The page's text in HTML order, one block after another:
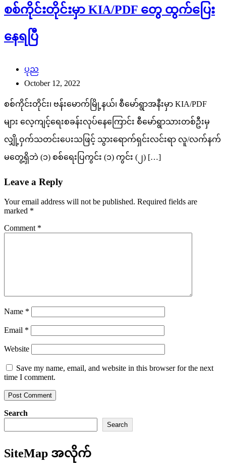
စစ်ကိုင်းတိုင်းမှာ KIA/PDF တွေ ထွက်ပြေး
နေရပြီ
ပုည
October 12, 2022
စစ်ကိုင်းတိုင်း၊ ဗန်းမောက်မြို့နယ်၊ စီမော်ရွာအနီးမှာ KIA/PDF
များ လေ့ကျင့်ရေးစခန်းလုပ်နေကြောင်း စီမော်ရွာသားတစ်ဦးမှ
လျှို့ဝှက်သတင်းပေးသဖြင့် သွားရောက်ရှင်းလင်းရာ လူ/လက်နက်
မတွေ့ရှိဘဲ (၁) စစ်ရေးပြကွင်း (၁) ကွင်း (၂) […]
Leave a Reply
Your email address will not be published. Required fields are
marked *
Comment *
Name *
Email *
Website
Save my name, email, and website in this browser for the next
time I comment.
Search
Search
SiteMap အလိုက်